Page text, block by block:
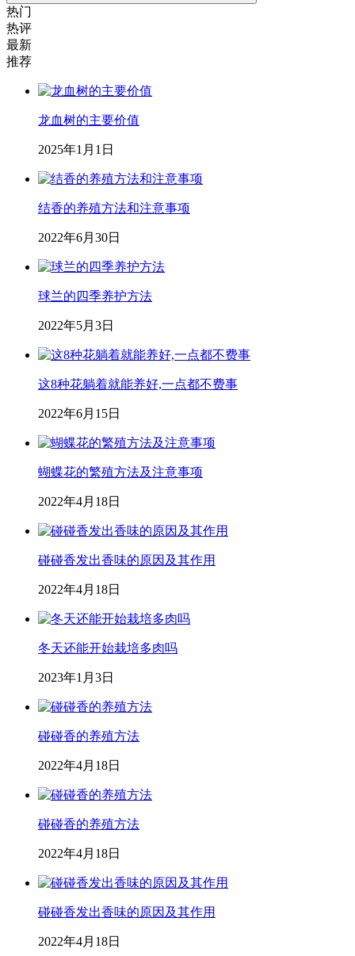
热门
热评
最新
推荐
龙血树的主要价值
2025年1月1日
结香的养殖方法和注意事项
2022年6月30日
球兰的四季养护方法
2022年5月3日
这8种花躺着就能养好,一点都不费事
2022年6月15日
蝴蝶花的繁殖方法及注意事项
2022年4月18日
碰碰香发出香味的原因及其作用
2022年4月18日
冬天还能开始栽培多肉吗
2023年1月3日
碰碰香的养殖方法
2022年4月18日
碰碰香的养殖方法
2022年4月18日
碰碰香发出香味的原因及其作用
2022年4月18日